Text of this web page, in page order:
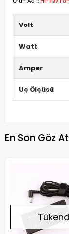
Ürün Adı : HP
Volt
Watt
Amper
Uç Ölçüsü
En Son Göz